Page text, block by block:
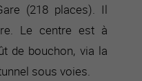
(218 places). Il
Le centre est à
de bouchon, via la
sous voies.